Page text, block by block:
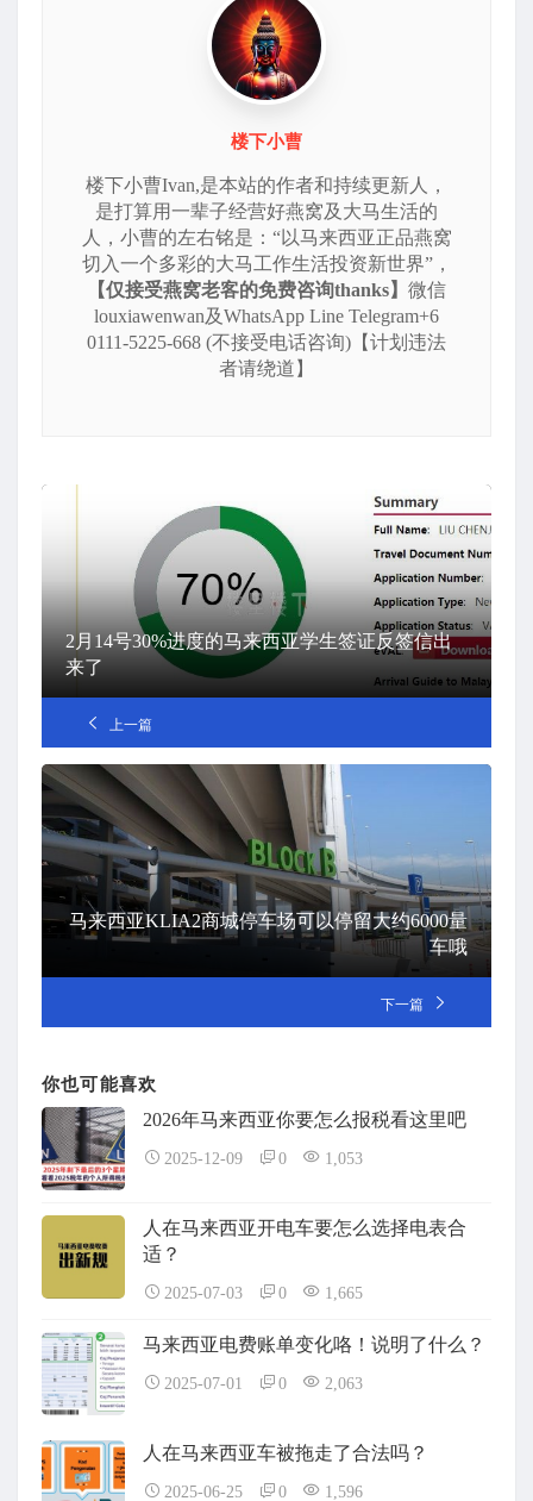
楼下小曹
楼下小曹Ivan,是本站的作者和持续更新人，
是打算用一辈子经营好燕窝及大马生活的
人，小曹的左右铭是：“以马来西亚正品燕窝
切入一个多彩的大马工作生活投资新世界”，
【仅接受燕窝老客的免费咨询thanks】 微信
louxiawenwan及WhatsApp Line Telegram+6
0111-5225-668 (不接受电话咨询)【计划违法
者请绕道】
2月14号30%进度的马来西亚学生签证反签信出
来了
上一篇
马来西亚KLIA2商城停车场可以停留大约6000量
车哦
下一篇
你也可能喜欢
2026年马来西亚你要怎么报税看这里吧
2025-12-09 0 1,053
人在马来西亚开电车要怎么选择电表合
适？
2025-07-03 0 1,665
马来西亚电费账单变化咯！说明了什么？
2025-07-01 0 2,063
人在马来西亚车被拖走了合法吗？
2025-06-25 0 1,596